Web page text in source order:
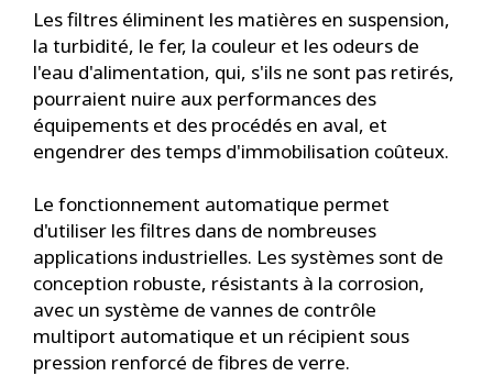
Les filtres éliminent les matières en suspension,
la turbidité, le fer, la couleur et les odeurs de
l'eau d'alimentation, qui, s'ils ne sont pas retirés,
pourraient nuire aux performances des
équipements et des procédés en aval, et
engendrer des temps d'immobilisation coûteux.
Le fonctionnement automatique permet
d'utiliser les filtres dans de nombreuses
applications industrielles. Les systèmes sont de
conception robuste, résistants à la corrosion,
avec un système de vannes de contrôle
multiport automatique et un récipient sous
pression renforcé de fibres de verre.